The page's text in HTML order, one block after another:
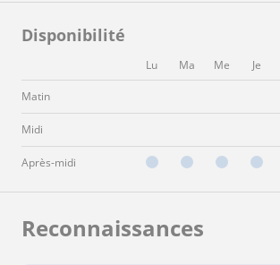
Disponibilité
Lu Ma Me Je
Matin
Midi
Après-midi
Reconnaissances